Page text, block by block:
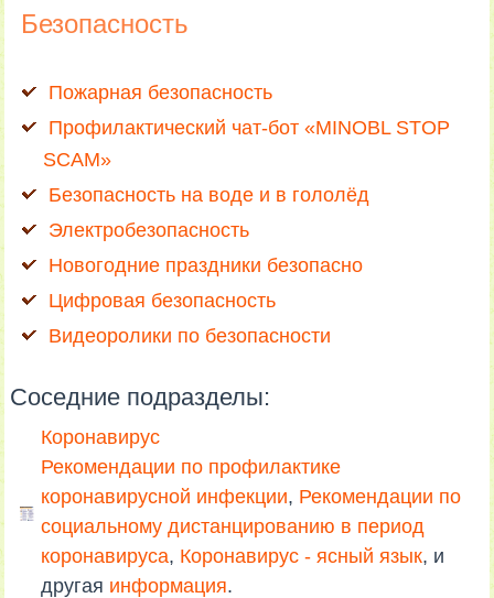
Безопасность
Пожарная безопасность
Профилактический чат-бот «MINOBL STOP
SCAM»
Безопасность на воде и в гололёд
Электробезопасность
Новогодние праздники безопасно
Цифровая безопасность
Видеоролики по безопасности
Соседние подразделы:
Коронавирус
Рекомендации по профилактике
коронавирусной инфекции, Рекомендации по
социальному дистанцированию в период
коронавируса, Коронавирус - ясный язык, и
другая информация.